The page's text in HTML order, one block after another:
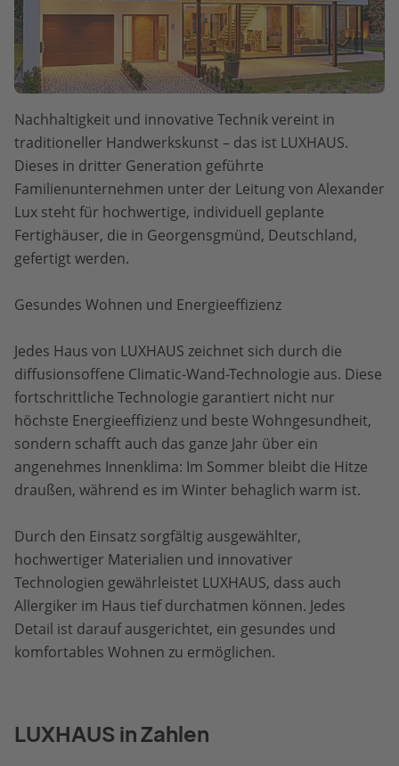
Nachhaltigkeit und innovative Technik vereint in
traditioneller Handwerkskunst – das ist LUXHAUS.
Dieses in dritter Generation geführte
Familienunternehmen unter der Leitung von Alexander
Lux steht für hochwertige, individuell geplante
Fertighäuser, die in Georgensgmünd, Deutschland,
gefertigt werden.
Gesundes Wohnen und Energieeffizienz
Jedes Haus von LUXHAUS zeichnet sich durch die
diffusionsoffene Climatic-Wand-Technologie aus. Diese
fortschrittliche Technologie garantiert nicht nur
höchste Energieeffizienz und beste Wohngesundheit,
sondern schafft auch das ganze Jahr über ein
angenehmes Innenklima: Im Sommer bleibt die Hitze
draußen, während es im Winter behaglich warm ist.
Durch den Einsatz sorgfältig ausgewählter,
hochwertiger Materialien und innovativer
Technologien gewährleistet LUXHAUS, dass auch
Allergiker im Haus tief durchatmen können. Jedes
Detail ist darauf ausgerichtet, ein gesundes und
komfortables Wohnen zu ermöglichen.
LUXHAUS in Zahlen